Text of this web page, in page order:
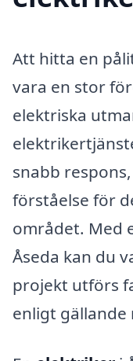
Att hitta en
vara en stor
elektriska
snabb
förståelse för
området. Med
Åseda kan du
projekt utförs
enligt gällande